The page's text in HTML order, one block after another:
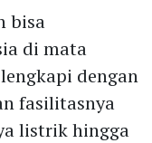
bisa
di mata
dengan
fasilitasnya
listrik hingga